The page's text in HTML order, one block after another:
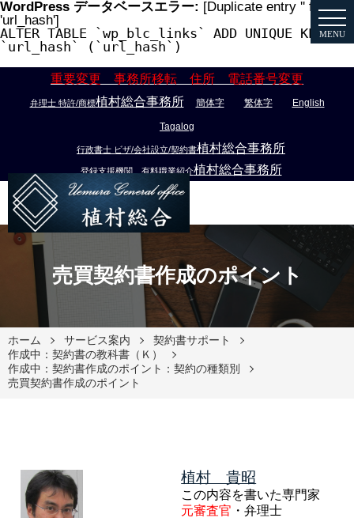
WordPress データベースエラー: [Duplicate entry '' for key
'url_hash']
ALTER TABLE `wp_blc_links` ADD UNIQUE KEY
`url_hash` (`url_hash`)
重要変更 事務所移転 住所 電話番号変更
弁理士 特許/商標植村総合事務所 簡体字 繁体字 English
Tagalog
行政書士 ビザ/会社設立/契約書植村総合事務所
登録支援機関 有料職業紹介植村総合事務所
MENU
売買契約書作成のポイント
ホーム サービス案内
契約書サポート
作成中：契約書の教科書（Ｋ）
作成中：契約書作成のポイント：契約の種類別
売買契約書作成のポイント
植村 貴昭
この内容を書いた専門家
元審査官 ・弁理士